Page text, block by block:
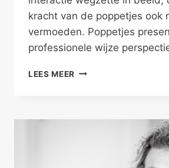
kracht van de poppetjes ook
vermoeden. Poppetjes
professionele wijze
LEES MEER POPPETJES